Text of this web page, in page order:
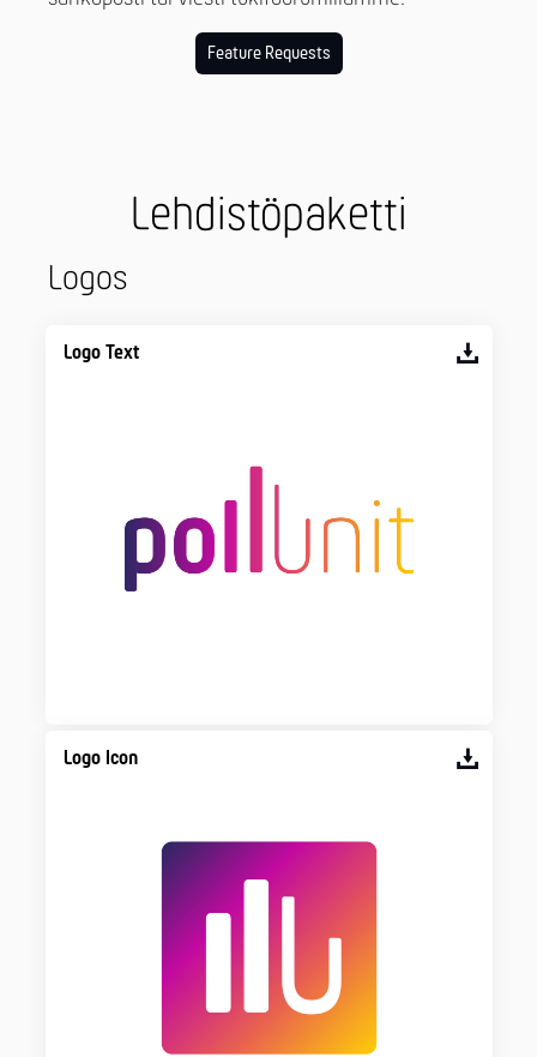
Feature Requests
Lehdistöpaketti
Logos
Logo Text
Logo Icon